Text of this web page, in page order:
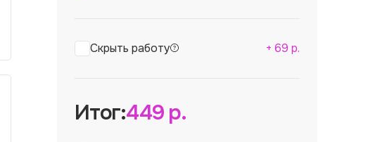
Скрыть работу + 69 р.
Итог:449р.